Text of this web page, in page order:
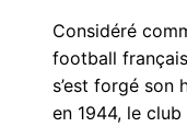
Considéré
football
s’est forgé son
en 1944, le